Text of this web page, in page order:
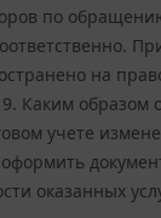
по
на
Каким образом
учете
оказанных